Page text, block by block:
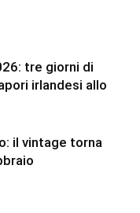
tre giorni di
irlandesi allo
il vintage torna